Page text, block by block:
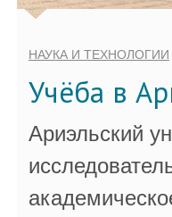
НАУКА И ТЕХНОЛОГИИ
Учёба в
Ариэльский